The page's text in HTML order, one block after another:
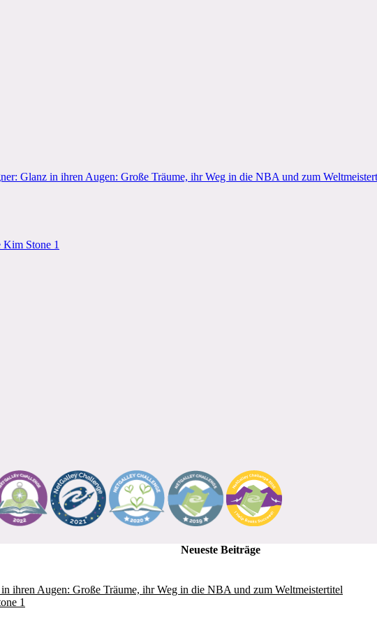
Glanz in ihren Augen: Große Träume, ihr Weg in die NBA und zum
Kim Stone 1
Neueste Beiträge
ihren Augen: Große Träume, ihr Weg in die NBA und zum Weltmeistertitel
1